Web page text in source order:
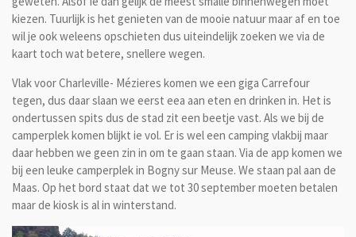
kiezen. Tuurlijk is het genieten van de mooie natuur maar af en toe
wil je ook weleens opschieten dus uiteindelijk zoeken we via de
kaart toch wat betere, snellere wegen.
Vlak voor Charleville- Mézieres komen we een giga Carrefour
tegen, dus daar slaan we eerst eea aan eten en drinken in. Het is
ondertussen spits dus de stad zit een beetje vast. Als we bij de
camperplek komen blijkt ie vol. Er is wel een camping vlakbij maar
daar hebben we geen zin in om te gaan staan. Via de app komen we
bij een leuke camperplek in Bogny sur Meuse. We staan pal aan de
Maas. Op het bord staat dat we tot 30 september moeten betalen
maar de kiosk is al in winterstand.